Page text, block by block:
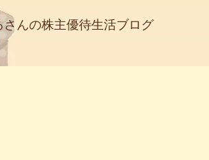
さんの株主優待生活ブログ